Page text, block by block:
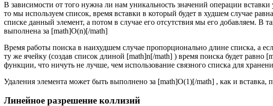
В зависимости от того нужна ли нам уникальность значений операции вставки
то мы используем список, время вставки в который будет в худшем случае
списке данный элемент, а потом в случае его отсутствия мы его добавляем. В
выполнена за [math]O(n)[/math]
Время работы поиска в наихудшем случае пропорционально длине списка, а
ту же ячейку (создав список длиной [math]n[/math] ) время поиска будет
функции, что ничуть не лучше, чем использование связного списка для
Удаления элемента может быть выполнено за [math]O(1)[/math] , как и вставка,
Линейное разрешение коллизий